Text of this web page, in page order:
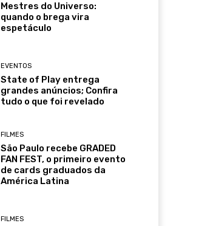
Mestres do Universo:
quando o brega vira
espetáculo
EVENTOS
State of Play entrega
grandes anúncios; Confira
tudo o que foi revelado
FILMES
São Paulo recebe GRADED
FAN FEST, o primeiro evento
de cards graduados da
América Latina
FILMES